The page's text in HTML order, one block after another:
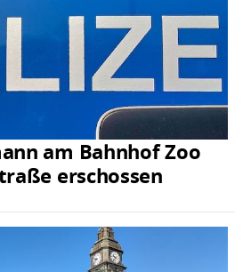
am Bahnhof Zoo
erschossen